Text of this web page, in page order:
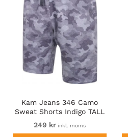
Kam Jeans 346 Camo
Sweat Shorts Indigo TALL
SIZES
249 kr inkl. moms